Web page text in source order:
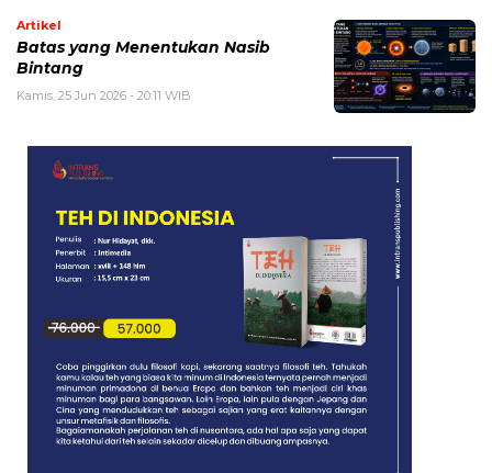
Artikel
Batas yang Menentukan Nasib
Bintang
Kamis, 25 Jun 2026 - 20:11 WIB